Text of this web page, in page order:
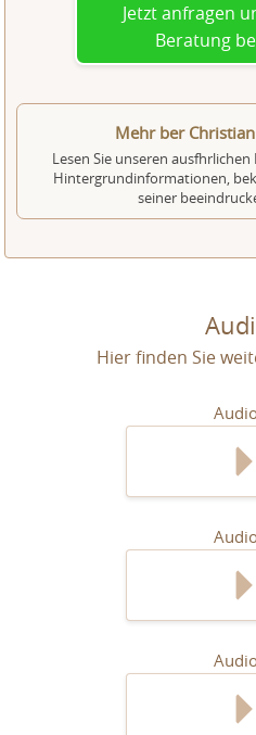
Jetzt anfragen
Beratung
Mehr ber
Lesen Sie unseren
Hintergrundinformationen,
seiner
Hier finden Sie